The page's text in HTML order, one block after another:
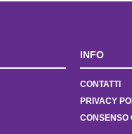
INFO
CONTATTI
PRIVACY
CONSENSO